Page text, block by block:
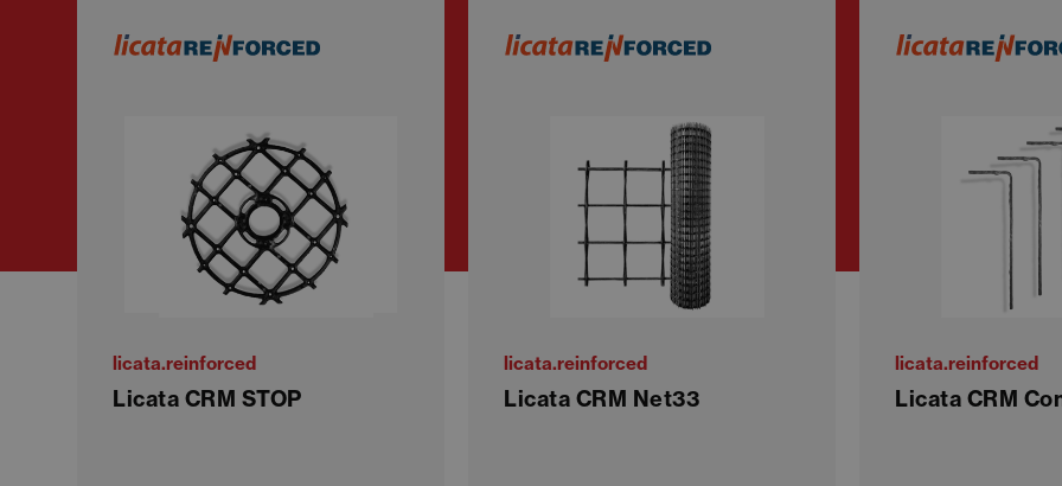
licata.reinforced
Licata CRM STOP
licata.reinforced
Licata CRM Net33
licata.reinforced
Licata CRM